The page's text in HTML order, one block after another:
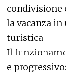
condivisione
la vacanza in
turistica.
Il
e